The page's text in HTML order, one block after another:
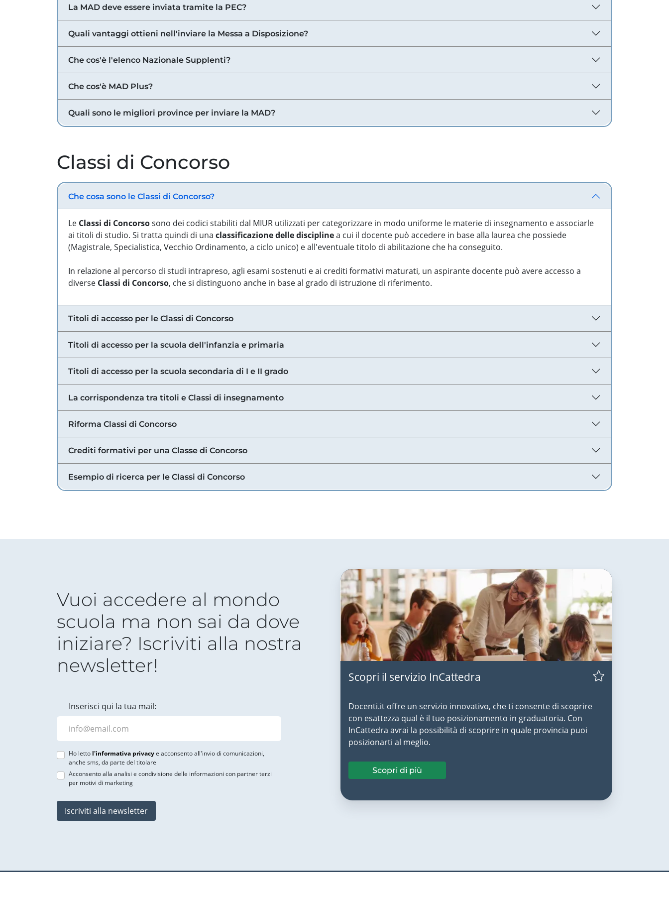
La MAD deve essere inviata tramite la PEC?
Quali vantaggi ottieni nell'inviare la Messa a Disposizione?
Che cos'è l'elenco Nazionale Supplenti?
Che cos'è MAD Plus?
Quali sono le migliori province per inviare la MAD?
Classi di Concorso
Che cosa sono le Classi di Concorso?
Le Classi di Concorsosono dei codici stabiliti dal MIUR utilizzati per categorizzare in modo uniforme le materie di insegnamento e associarle
ai titoli di studio. Si tratta quindi di una classificazione delle disciplinea cui il docente può accedere in base alla laurea che possiede
(Magistrale, Specialistica, Vecchio Ordinamento, a ciclo unico) e all'eventuale titolo di abilitazione che ha conseguito.
In relazione al percorso di studi intrapreso, agli esami sostenuti e ai crediti formativi maturati, un aspirante docente può avere accesso a
diverse Classi di Concorso, che si distinguono anche in base al grado di istruzione di riferimento.
Titoli di accesso per le Classi di Concorso
Titoli di accesso per la scuola dell'infanzia e primaria
Titoli di accesso per la scuola secondaria di I e II grado
La corrispondenza tra titoli e Classi di insegnamento
Riforma Classi di Concorso
Crediti formativi per una Classe di Concorso
Esempio di ricerca per le Classi di Concorso
Vuoi accedere al mondo
scuola ma non sai da dove
iniziare? Iscriviti alla nostra
newsletter!
Inserisci qui la tua mail:
Ho letto l'informativa privacye acconsento all'invio di comunicazioni,
anche sms, da parte del titolare
Acconsento alla analisi e condivisione delle informazioni con partner terzi
per motivi di marketing
Iscriviti alla newsletter
Scopri il servizio InCattedra
Docenti.it offre un servizio innovativo, che ti consente di scoprire
con esattezza qual è il tuo posizionamento in graduatoria. Con
InCattedra avrai la possibilità di scoprire in quale provincia puoi
posizionarti al meglio.
Scopri di più